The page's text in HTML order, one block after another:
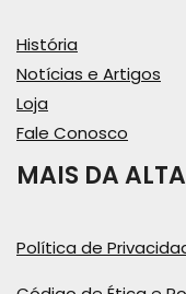
História
Notícias e Artigos
Loja
Fale Conosco
MAIS DA ALTA
Política de